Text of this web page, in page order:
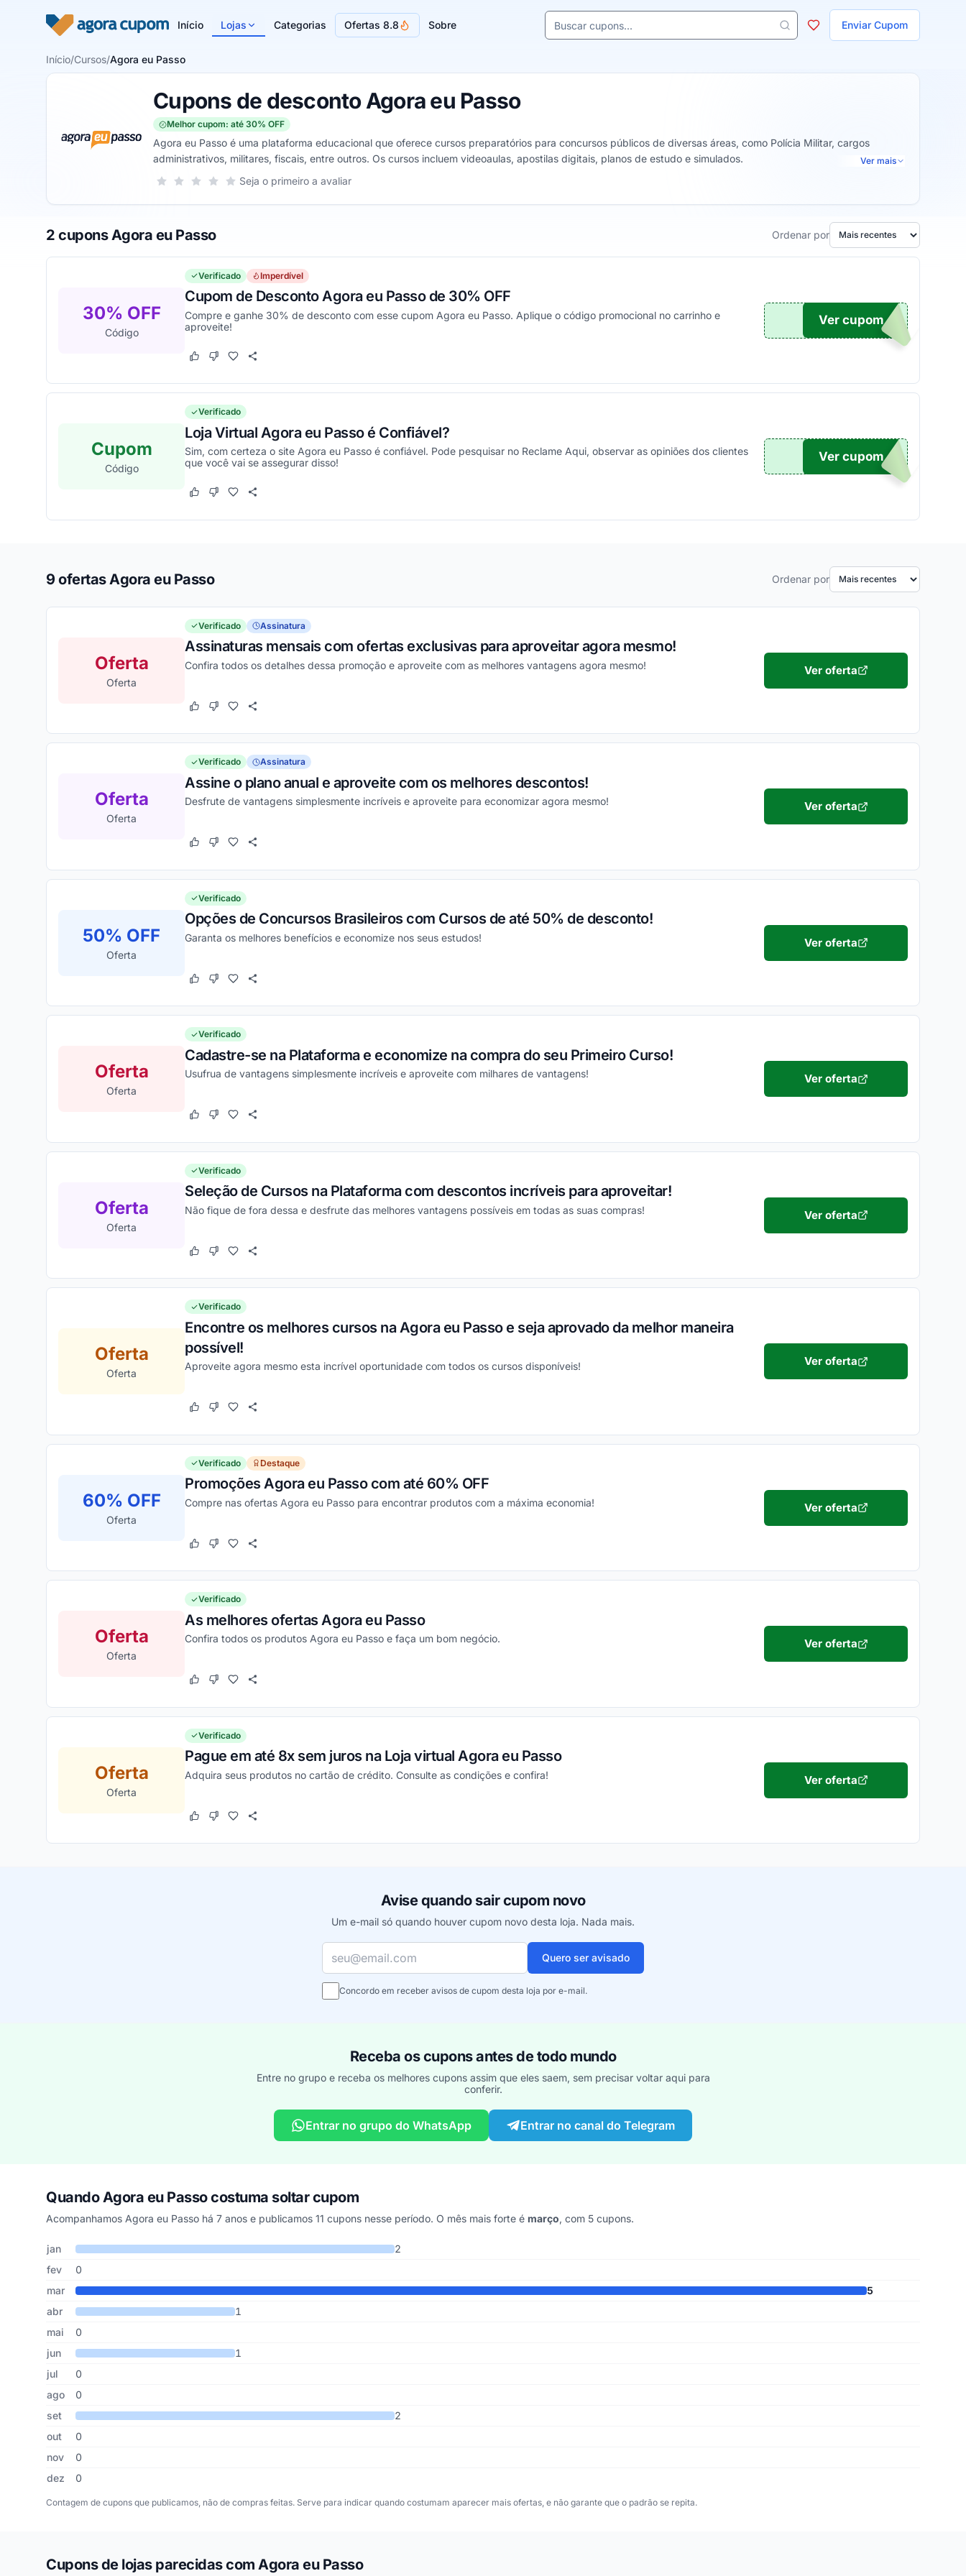
Início Lojas Categorias Ofertas 8.8 Sobre Enviar Cupom
Buscar cupons e lojas
Início/Cursos/Agora eu Passo
Cupons de desconto Agora eu Passo
Melhor cupom: até 30% OFF
Agora eu Passo é uma plataforma educacional que oferece cursos preparatórios para concursos públicos de diversas áreas, como Polícia Militar, cargos
administrativos, militares, fiscais, entre outros. Os cursos incluem videoaulas, apostilas digitais, planos de estudo e simulados.
Ver mais
Sua nota para Agora eu Passo, de 1 a 5 estrelas
5 estrelas
4 estrelas
3 estrelas
2 estrelas
1 estrela Seja o primeiro a avaliar
2 cupons Agora eu Passo Ordenar por
30% OFF
Código
Verificado Imperdível
Cupom de Desconto Agora eu Passo de 30% OFF
Compre e ganhe 30% de desconto com esse cupom Agora eu Passo. Aplique o código promocional no carrinho e
aproveite!
Este cupom funcionou
Este cupom não funcionou
ARCO
Ver cupom
Cupom
Código
Verificado
Loja Virtual Agora eu Passo é Confiável?
Sim, com certeza o site Agora eu Passo é confiável. Pode pesquisar no Reclame Aqui, observar as opiniões dos clientes
que você vai se assegurar disso!
Este cupom funcionou
Este cupom não funcionou
TICO
Ver cupom
9 ofertas Agora eu Passo Ordenar por
Oferta
Oferta
Verificado Assinatura
Assinaturas mensais com ofertas exclusivas para aproveitar agora mesmo!
Confira todos os detalhes dessa promoção e aproveite com as melhores vantagens agora mesmo!
Este cupom funcionou
Este cupom não funcionou
Ver oferta
Oferta
Oferta
Verificado Assinatura
Assine o plano anual e aproveite com os melhores descontos!
Desfrute de vantagens simplesmente incríveis e aproveite para economizar agora mesmo!
Este cupom funcionou
Este cupom não funcionou
Ver oferta
50% OFF
Oferta
Verificado
Opções de Concursos Brasileiros com Cursos de até 50% de desconto!
Garanta os melhores benefícios e economize nos seus estudos!
Este cupom funcionou
Este cupom não funcionou
Ver oferta
Oferta
Oferta
Verificado
Cadastre-se na Plataforma e economize na compra do seu Primeiro Curso!
Usufrua de vantagens simplesmente incríveis e aproveite com milhares de vantagens!
Este cupom funcionou
Este cupom não funcionou
Ver oferta
Oferta
Oferta
Verificado
Seleção de Cursos na Plataforma com descontos incríveis para aproveitar!
Não fique de fora dessa e desfrute das melhores vantagens possíveis em todas as suas compras!
Este cupom funcionou
Este cupom não funcionou
Ver oferta
Oferta
Oferta
Verificado
Encontre os melhores cursos na Agora eu Passo e seja aprovado da melhor maneira
possível!
Aproveite agora mesmo esta incrível oportunidade com todos os cursos disponíveis!
Este cupom funcionou
Este cupom não funcionou
Ver oferta
60% OFF
Oferta
Verificado Destaque
Promoções Agora eu Passo com até 60% OFF
Compre nas ofertas Agora eu Passo para encontrar produtos com a máxima economia!
Este cupom funcionou
Este cupom não funcionou
Ver oferta
Oferta
Oferta
Verificado
As melhores ofertas Agora eu Passo
Confira todos os produtos Agora eu Passo e faça um bom negócio.
Este cupom funcionou
Este cupom não funcionou
Ver oferta
Oferta
Oferta
Verificado
Pague em até 8x sem juros na Loja virtual Agora eu Passo
Adquira seus produtos no cartão de crédito. Consulte as condições e confira!
Este cupom funcionou
Este cupom não funcionou
Ver oferta
Avise quando sair cupom novo
Um e-mail só quando houver cupom novo desta loja. Nada mais.
Quero ser avisado
Concordo em receber avisos de cupom desta loja por e-mail.
Receba os cupons antes de todo mundo
Entre no grupo e receba os melhores cupons assim que eles saem, sem precisar voltar aqui para
conferir.
Entrar no grupo do WhatsApp Entrar no canal do Telegram
Quando Agora eu Passo costuma soltar cupom
Acompanhamos Agora eu Passo há 7 anos e publicamos 11 cupons nesse período. O mês mais forte é março, com 5 cupons.
Cupons de Agora eu Passo publicados por mês, somando os últimos 7 anos
Mês Cupons publicadosDesconto médio
jan
2
fev
0
mar
5
abr
1
mai
0
jun
1
jul
0
ago
0
set
2
out
0
nov
0
dez
0
Contagem de cupons que publicamos, não de compras feitas. Serve para indicar quando costumam aparecer mais ofertas, e não garante que o padrão se repita.
Cupons de lojas parecidas com Agora eu Passo